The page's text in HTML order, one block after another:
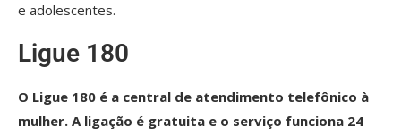
e adolescentes.
Ligue 180
O Ligue 180 é a central de atendimento telefônico à
mulher. A ligação é gratuita e o serviço funciona 24